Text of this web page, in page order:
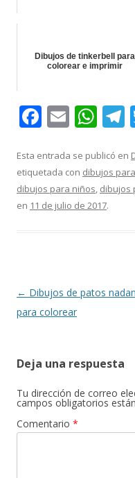
Dibujos de tinkerbell para
colorear e imprimir
F
e
b
o
E
ai
l
W
at
s
A
Esta entrada se publicó en
etiquetada con dibujos
dibujos para niños dibujos
en 11 de julio de 2017.
Navegación
de
← Dibujos de patos
para colorear
Deja una respuesta
Tu dirección de correo
campos obligatorios
Comentario *